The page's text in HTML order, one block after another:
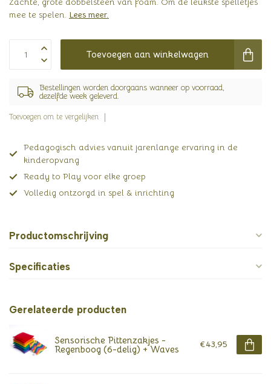
mee te spelen. Lees meer.
Toevoegen aan winkelwagen
Bestellingen worden doorgaans wanneer op voorraad,
dezelfde week geleverd.
Toevoegen om te vergelijken
Pedagogisch advies vanuit jarenlange ervaring in de
kinderopvang
Ready to Play voor elke groep
Volledig ontzorgd in spel & inrichting
Productomschrijving
Specificaties
Gerelateerde producten
Sensorische Pittenzakjes -
Regenboog (6-delig) + Waves €43,95